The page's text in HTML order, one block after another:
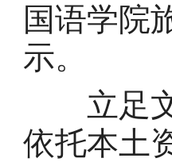
国语学院
示。
立足文
依托本土